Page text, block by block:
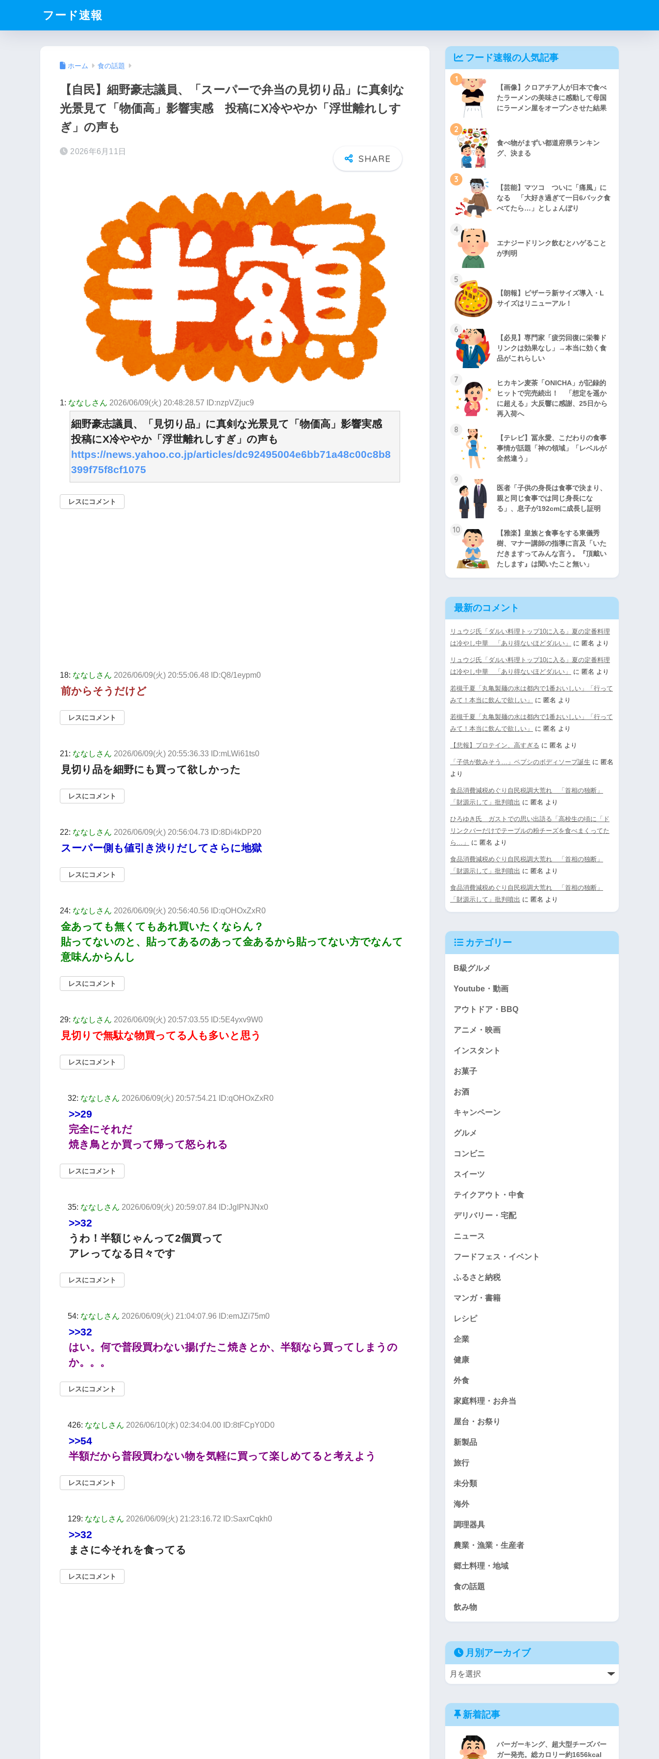
フード速報
ホーム 食の話題
【自民】細野豪志議員、「スーパーで弁当の見切り品」に真剣な
光景見て「物価高」影響実感 投稿にX冷ややか「浮世離れしす
ぎ」の声も
2026年6月11日
1: ななしさん 2026/06/09(火) 20:48:28.57 ID:nzpVZjuc9
細野豪志議員、「見切り品」に真剣な光景見て「物価高」影響実感
投稿にX冷ややか「浮世離れしすぎ」の声も
https://news.yahoo.co.jp/articles/dc92495004e6bb71a48c00c8b8
399f75f8cf1075
レスにコメント
18: ななしさん 2026/06/09(火) 20:55:06.48 ID:Q8/1eypm0
前からそうだけど
レスにコメント
21: ななしさん 2026/06/09(火) 20:55:36.33 ID:mLWi61ts0
見切り品を細野にも買って欲しかった
レスにコメント
22: ななしさん 2026/06/09(火) 20:56:04.73 ID:8Di4kDP20
スーパー側も値引き渋りだしてさらに地獄
レスにコメント
24: ななしさん 2026/06/09(火) 20:56:40.56 ID:qOHOxZxR0
金あっても無くてもあれ買いたくならん？
貼ってないのと、貼ってあるのあって金あるから貼ってない方でなんて
意味んからんし
レスにコメント
29: ななしさん 2026/06/09(火) 20:57:03.55 ID:5E4yxv9W0
見切りで無駄な物買ってる人も多いと思う
レスにコメント
32: ななしさん 2026/06/09(火) 20:57:54.21 ID:qOHOxZxR0
>>29
完全にそれだ
焼き鳥とか買って帰って怒られる
レスにコメント
35: ななしさん 2026/06/09(火) 20:59:07.84 ID:JgIPNJNx0
>>32
うわ！半額じゃんって2個買って
アレってなる日々です
レスにコメント
54: ななしさん 2026/06/09(火) 21:04:07.96 ID:emJZi75m0
>>32
はい。何で普段買わない揚げたこ焼きとか、半額なら買ってしまうの
か。。。
レスにコメント
426: ななしさん 2026/06/10(水) 02:34:04.00 ID:8tFCpY0D0
>>54
半額だから普段買わない物を気軽に買って楽しめてると考えよう
レスにコメント
129: ななしさん 2026/06/09(火) 21:23:16.72 ID:SaxrCqkh0
>>32
まさに今それを食ってる
レスにコメント
フード速報の人気記事
1
【画像】クロアチア人が日本で食べ
たラーメンの美味さに感動して母国
にラーメン屋をオープンさせた結果
2
食べ物がまずい都道府県ランキン
グ、決まる
3
【芸能】マツコ ついに「痛風」に
なる 「大好き過ぎて一日6パック食
べてたら…」としょんぼり
4
エナジードリンク飲むとハゲること
が判明
5
【朗報】ピザーラ新サイズ導入・L
サイズはリニューアル！
6
【必見】専門家「疲労回復に栄養ド
リンクは効果なし」→本当に効く食
品がこれらしい
7
ヒカキン麦茶「ONICHA」が記録的
ヒットで完売続出！ 「想定を遥か
に超える」大反響に感謝、25日から
再入荷へ
8
【テレビ】冨永愛、こだわりの食事
事情が話題「神の領域」「レベルが
全然違う」
9
医者「子供の身長は食事で決まり、
親と同じ食事では同じ身長にな
る」、息子が192cmに成長し証明
10
【雅楽】皇族と食事をする東儀秀
樹、マナー講師の指導に言及「いた
だきますってみんな言う。『頂戴い
たします』は聞いたこと無い」
最新のコメント
リュウジ氏「ダルい料理トップ10に入る」夏の定番料理
は冷やし中華 「あり得ないほどダルい」
に 匿名 より
リュウジ氏「ダルい料理トップ10に入る」夏の定番料理
は冷やし中華 「あり得ないほどダルい」
に 匿名 より
若槻千夏「丸亀製麺の水は都内で1番おいしい」「行って
みて！本当に飲んで欲しい」
に 匿名 より
若槻千夏「丸亀製麺の水は都内で1番おいしい」「行って
みて！本当に飲んで欲しい」
に 匿名 より
【悲報】プロテイン、高すぎる に 匿名 より
「子供が飲みそう…」ペプシのボディソープ誕生 に 匿名
より
食品消費減税めぐり自民税調大荒れ 「首相の独断」
「財源示して」批判噴出 に 匿名 より
ひろゆき氏 ガストでの思い出語る「高校生の頃に「ド
リンクバーだけでテーブルの粉チーズを食べまくってた
ら…」
に 匿名 より
食品消費減税めぐり自民税調大荒れ 「首相の独断」
「財源示して」批判噴出 に 匿名 より
食品消費減税めぐり自民税調大荒れ 「首相の独断」
「財源示して」批判噴出 に 匿名 より
カテゴリー
B級グルメ
Youtube・動画
アウトドア・BBQ
アニメ・映画
インスタント
お菓子
お酒
キャンペーン
グルメ
コンビニ
スイーツ
テイクアウト・中食
デリバリー・宅配
ニュース
フードフェス・イベント
ふるさと納税
マンガ・書籍
レシピ
企業
健康
外食
家庭料理・お弁当
屋台・お祭り
新製品
旅行
未分類
海外
調理器具
農業・漁業・生産者
郷土料理・地域
食の話題
飲み物
月別アーカイブ
新着記事
バーガーキング、超大型チーズバー
ガー発売。総カロリー約1656kcal